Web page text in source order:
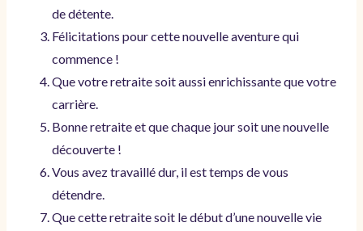
de détente.
Félicitations pour cette nouvelle aventure qui
commence !
Que votre retraite soit aussi enrichissante que votre
carrière.
Bonne retraite et que chaque jour soit une nouvelle
découverte !
Vous avez travaillé dur, il est temps de vous
détendre.
Que cette retraite soit le début d’une nouvelle vie